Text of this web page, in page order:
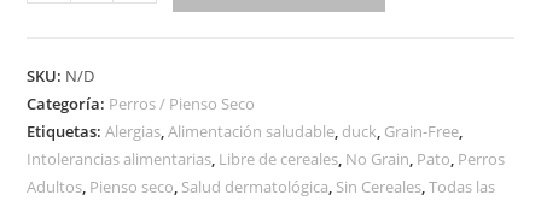
SKU: N/D
Categoría: Perros / Pienso Seco
Etiquetas:Alergias,Alimentación saludable, duck, Grain-Free,
Intolerancias alimentarias, Libre de cereales, No Grain, Pato, Perros
Adultos, Pienso seco, Salud dermatológica, Sin Cereales,Todas las